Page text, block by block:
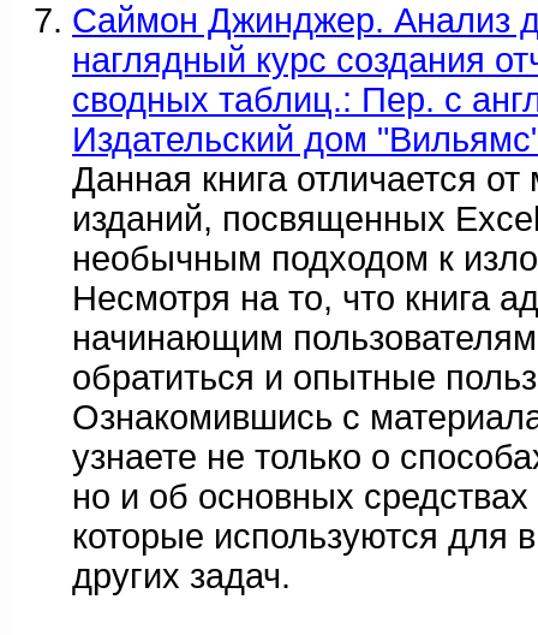
Саймон Джинджер. Анализ
наглядный курс создания
сводных таблиц.: Пер. с
Издательский дом
Данная книга отличается
изданий, посвященных
необычным подходом к
Несмотря на то, что книга
начинающим
обратиться и опытные
Ознакомившись с
узнаете не только о
но и об основных
которые используются для
других задач.